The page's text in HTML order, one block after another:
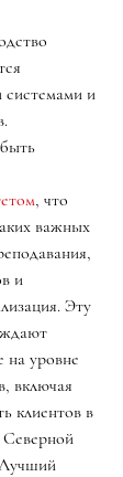
системами и
, что
важных
и
Эту
на уровне
включая
клиентов в
Северной